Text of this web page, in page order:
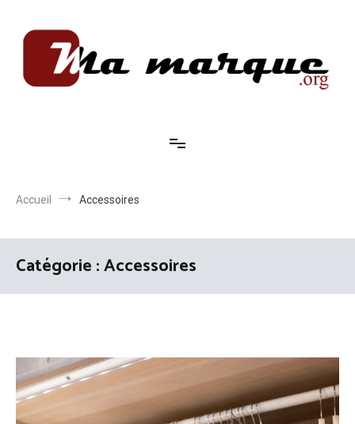
contenu
Accueil Accessoires
Catégorie :Accessoires